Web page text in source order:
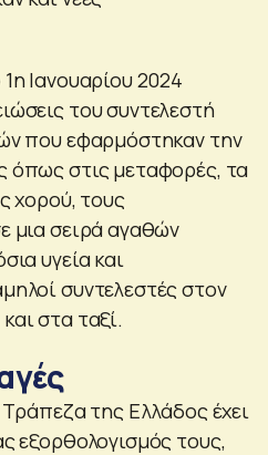
Ιανουαρίου 2024
του συντελεστή
που εφαρμόστηκαν την
όπως στις μεταφορές, τα
χορού, τους
μια σειρά αγαθών
υγεία και
συντελεστές στον
στα ταξί.
της Ελλάδος έχει
εξορθολογισμός τους,